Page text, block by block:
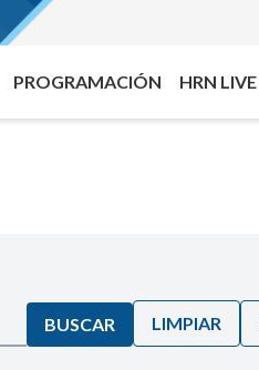
PROGRAMACIÓN HRN LIVE
BUSCAR LIMPIAR